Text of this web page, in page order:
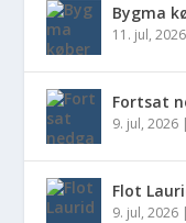
Bygma
11. jul, 2026
Fortsat
9. jul, 2026 |
Flot
9. jul, 2026 |